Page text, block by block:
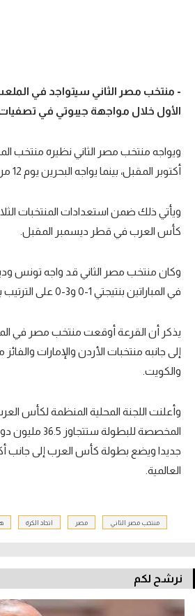
- منتخب مصر الثاني سيتواجد في
الأول خلال مواجهة جيبوتي في
أكتوبر المقبل، بينما يواجه البحرين يوم 12 من الشهر ذاته.
ويأتي ذلك ضمن استعدادات المنتخبات
كأس العرب في قطر ديسمبر المقبل.
وكان منتخب مصر الثاني قد واجه تونس
في المباراتين بنتيجتي 1-0 و3-0 على الترتيب بتوقف سبتمبر.
يذكر أن القرعة أوقعت منتخب مصر في
إلى جانبه منتخبات الأردن والإمارات والفائز
والكويت.
المخصصة للبطولة
جديدا ويضع بطولة كأس العرب إلى جانب
العالمية.
منتخب مصر الثاني مصر اتحاد الكرة
نرشح لكم